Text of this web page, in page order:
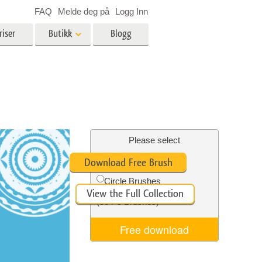
Foto restaurering
Butikk Blogg
FAQ Melde deg på Logg Inn
Please select
Free Ps Brush #8
Circle Brushes
(30 Ps Brushes)
Free download
Download Free Brush
View the Full Collection